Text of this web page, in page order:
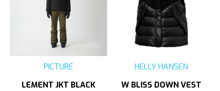
PICTURE
LEMENT JKT BLACK
HELLY HANSEN
W BLISS DOWN VEST